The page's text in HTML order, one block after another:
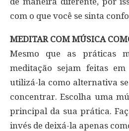
com o que você se sinta
MEDITAR COM MÚSICA
Mesmo que as práticas
meditação sejam feitas
utilizá-la como alternativa
concentrar. Escolha uma
principal da sua prática.
invés de deixá-la apenas